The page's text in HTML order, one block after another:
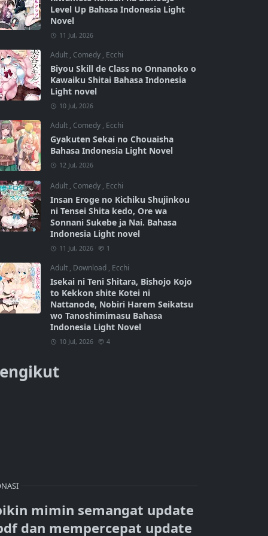
Level Up Bahasa Indonesia Light
Novel
11 Jul, 2026
Adult , Comedy , Ecchi
Biyou Skill de Class no Onnanoko o
Kawaiku Shitai Bahasa Indonesia
Light novel
10 Jul, 2026
Adult , Comedy , Ecchi
Gyakuten Sekai no Chouaisha
Bahasa Indonesia Light Novel
12 Jul, 2026
Adult , Comedy , Ecchi
Insan Eroge no Kichiku Shujinkou
ni Tensei Shita kedo, Ore wa
Sonnani Sukebe ja Nai. Bahasa
Indonesia Light novel
11 Jul, 2026 1
Adult , Download , Ecchi
Isekai ni Teni Shitara, Bishojo Kojo
to Kekkon shite Kotei ni
Nattanode, Nobiri Harem Seikatsu
wo Tanoshimimasu Bahasa
Indonesia Light Novel
10 Jul, 2026 4
mimin semangat update
dan mempercepat update